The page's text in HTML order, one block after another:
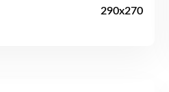
290x270